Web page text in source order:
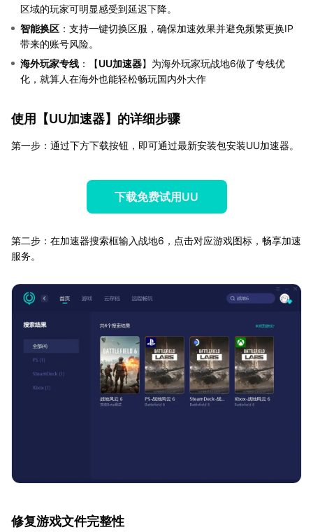
区域的玩家可明显感受到延迟下降。
智能换区 ：支持一键切换区服，确保加速效果并避免频繁更换IP
带来的账号风险。
海外玩家专线 ：【UU加速器】为海外玩家玩战地6做了专线优
化，就算人在海外也能轻松畅玩国内外大作
使用【UU加速器】的详细步骤
第一步：通过下方下载按钮，即可通过最新安装包安装UU加速器。
下载免费试用UU
第二步：在加速器搜索框输入战地6，点击对应游戏图标，畅享加速
服务。
修复游戏文件完整性